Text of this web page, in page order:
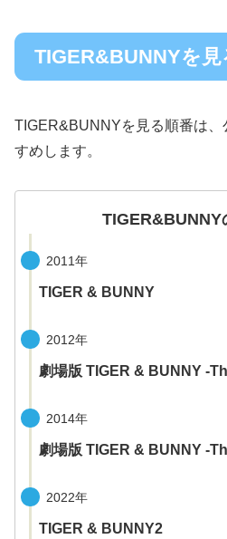
TIGER&BUNNYを
TIGER&BUNNYを見る順番は
すめします。
TIGER&BUNNY
2011年
TIGER & BUNNY
2012年
劇場版 TIGER & BUNNY -
2014年
劇場版 TIGER & BUNNY -
2022年
TIGER & BUNNY2